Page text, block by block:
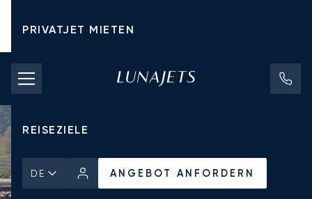
PRIVATJET MIETEN
CHARTERPREISE
PRIVATJETS
REISEZIELE
DE ANGEBOT ANFORDERN